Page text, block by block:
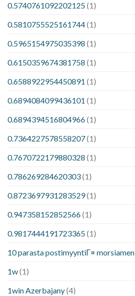
0.5740761092202125(1)
0.5810755525161744(1)
0.5965154975035398 (1)
0.6150359674381758 (1)
0.6588922954450891 (1)
0.6894084099436101 (1)
0.6894394516804966(1)
0.7364227578558207(1)
0.7670722179880328 (1)
0.786269284620303(1)
0.8723697931283529(1)
0.947358152852566(1)
0.9817444191723365(1)
10 parasta postimyyntiГ¤ morsiamen
1w(1)
1win Azerbajany(4)